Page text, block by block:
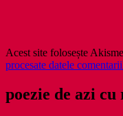
Acest site folosește
procesate datele
poezie de azi